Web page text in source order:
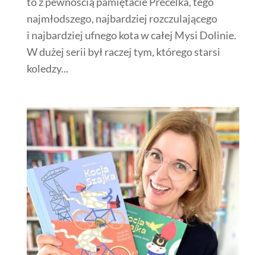
najmłodszego, najbardziej rozczulającego
i najbardziej ufnego kota w całej Mysi Dolinie.
W dużej serii był raczej tym, którego starsi
koledzy...